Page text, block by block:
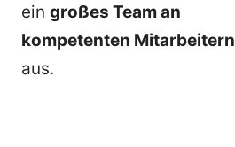
ein großes Team an
kompetenten Mitarbeitern
aus.